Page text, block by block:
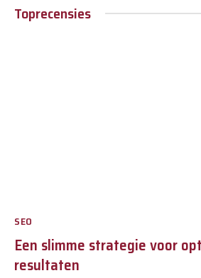
Toprecensies
SEO
Een slimme strategie voor
resultaten